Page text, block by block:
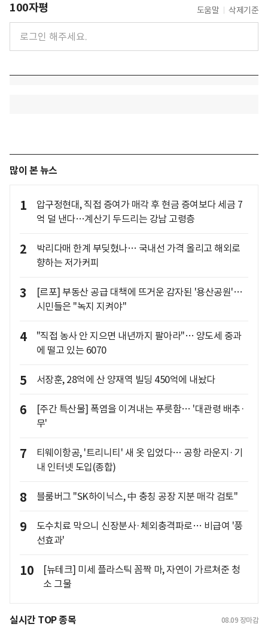
100자평 도움말 삭제기준
많이 본 뉴스
1
압구정현대, 직접 증여가 매각 후 현금 증여보다 세금 7
억 덜 낸다…계산기 두드리는 강남 고령층
2
박리다매 한계 부딪혔나… 국내선 가격 올리고 해외로
향하는 저가커피
3
[르포] 부동산 공급 대책에 뜨거운 감자된 '용산공원'…
시민들은 "녹지 지켜야"
4
"직접 농사 안 지으면 내년까지 팔아라"… 양도세 중과
에 떨고 있는 6070
5 서장훈, 28억에 산 양재역 빌딩 450억에 내놨다
6
[주간 특산물] 폭염을 이겨내는 푸릇함… '대관령 배추·
무'
7
티웨이항공, '트리니티' 새 옷 입었다… 공항 라운지·기
내 인터넷 도입(종합)
8 블룸버그 "SK하이닉스, 中 충칭 공장 지분 매각 검토"
9
도수치료 막으니 신장분사·체외충격파로… 비급여 '풍
선효과'
10
[뉴테크] 미세 플라스틱 꼼짝 마, 자연이 가르쳐준 청
소 그물
실시간 TOP 종목 08.09 장마감